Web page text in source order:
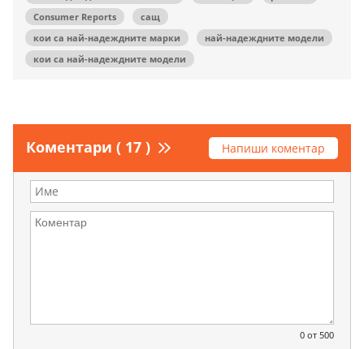
Consumer Reports
сащ
кои са най-надеждните марки
най-надеждните модели
кои са най-надеждните модели
Коментари ( 17 ) Напиши коментар
0 от 500